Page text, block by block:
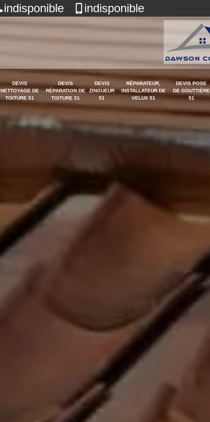
indisponible indisponible
DEVIS
NETTOYAGE DE
TOITURE 51
DEVIS
RÉPARATION DE
TOITURE 51
DEVIS
ZINGUEUR
51
RÉPARATEUR,
INSTALLATEUR DE
VELUX 51
DEVIS POSE
DE GOUTTIÈRE
51